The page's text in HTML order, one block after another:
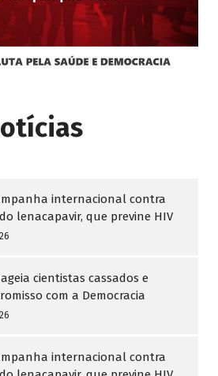
internacional contra
lenacapavir, que previne HIV
cientistas cassados e
com a Democracia
internacional contra